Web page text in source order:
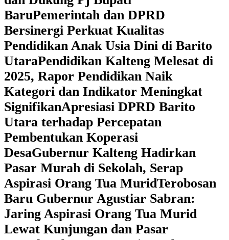
BaruPemerintah dan DPRD
Bersinergi Perkuat Kualitas
Pendidikan Anak Usia Dini di Barito
Utara‎Pendidikan Kalteng Melesat di
2025, Rapor Pendidikan Naik
Kategori dan Indikator Meningkat
SignifikanApresiasi DPRD Barito
Utara terhadap Percepatan
Pembentukan Koperasi
Desa‎Gubernur Kalteng Hadirkan
Pasar Murah di Sekolah, Serap
Aspirasi Orang Tua Murid‎Terobosan
Baru Gubernur Agustiar Sabran:
Jaring Aspirasi Orang Tua Murid
Lewat Kunjungan dan Pasar